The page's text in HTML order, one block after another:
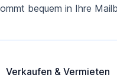
bequem in Ihre
Verkaufen & Vermieten